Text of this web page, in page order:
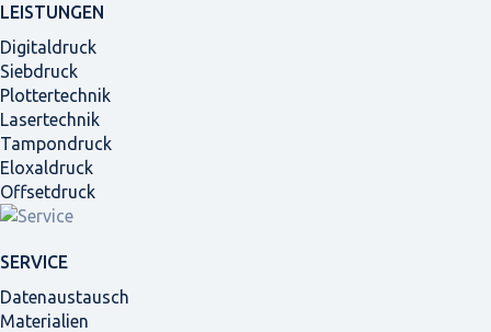
LEISTUNGEN
Digitaldruck
Siebdruck
Plottertechnik
Lasertechnik
Tampondruck
Eloxaldruck
Offsetdruck
SERVICE
Datenaustausch
Materialien